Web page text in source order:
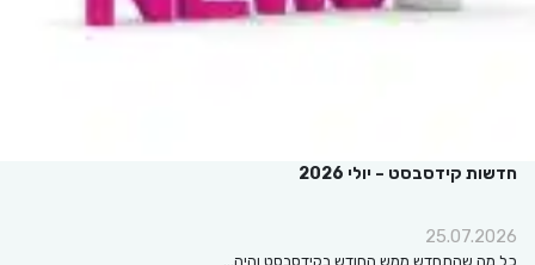
חדשות קידסבסט – יולי 2026
25.07.2026
כל מה שהתחדש ממש החודש בקידסבסט והיה…